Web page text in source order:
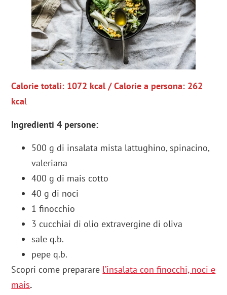
Calorie totali: 1072 kcal / Calorie a persona: 262
kcal
Ingredienti 4 persone:
500 g di insalata mista lattughino, spinacino,
valeriana
400 g di mais cotto
40 g di noci
1 finocchio
3 cucchiai di olio extravergine di oliva
sale q.b.
pepe q.b.
Scopri come preparare l’insalata con finocchi, noci e
mais.